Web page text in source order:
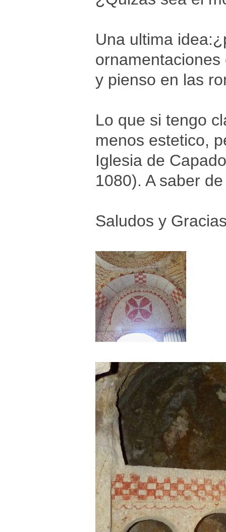
Una ultima
y pienso en las
Lo que si tengo
menos estetico,
Iglesia de
1080). A saber
Saludos y